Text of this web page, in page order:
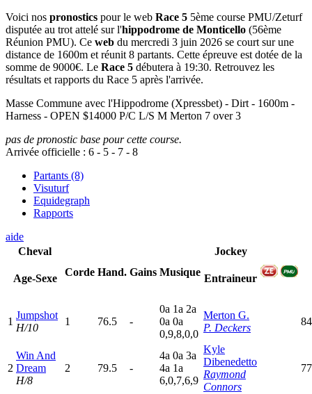
Voici nos pronostics pour le web Race 5 5ème course PMU/Zeturf
disputée au trot attelé sur l'hippodrome de Monticello (56ème
Réunion PMU). Ce web du mercredi 3 juin 2026 se court sur une
distance de 1600m et réunit 8 partants. Cette épreuve est dotée de la
somme de 9000€. Le Race 5 débutera à 19:30. Retrouvez les
résultats et rapports du Race 5 après l'arrivée.
Masse Commune avec l'Hippodrome (Xpressbet) - Dirt - 1600m -
Harness - OPEN $14000 P/C L/S M Merton 7 over 3
pas de pronostic base pour cette course.
Arrivée officielle : 6 - 5 - 7 - 8
Partants (8)
Visuturf
Equidegraph
Rapports
aide
Cheval
Age-Sexe
Corde Hand. Gains Musique
Jockey
Entraineur
1
Jumpshot
H/10
1 76.5 -
0a 1a 2a
0a 0a
0,9,8,0,0
Merton G.
P. Deckers
2
Win And
Dream
H/8
2 79.5 -
4a 0a 3a
4a 1a
6,0,7,6,9
Kyle
Dibenedetto
Raymond
Connors